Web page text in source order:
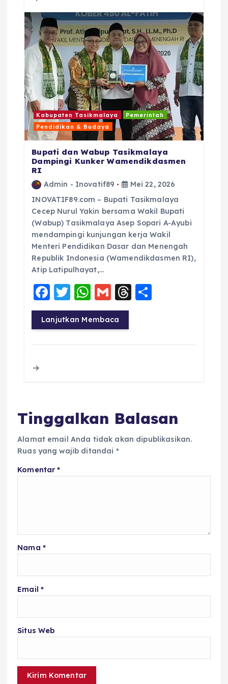
o
k
p
Kabupaten Tasikmalaya
Pemerintah
Pendidikan & Budaya
Bupati dan Wabup Tasikmalaya
Dampingi Kunker Wamendikdasmen
RI
Admin - Inovatif89
Mei 22, 2026
INOVATIF89.com – Bupati Tasikmalaya
Cecep Nurul Yakin bersama Wakil Bupati
(Wabup) Tasikmalaya Asep Sopari A-Ayubi
mendampingi kunjungan kerja Wakil
Menteri Pendidikan Dasar dan Menengah
Republik Indonesia (Wamendikdasmen RI),
Atip Latipulhayat,…
F
a
c
e
T
w
it
te
W
h
a
ts
G
m
ai
l
T
a re
Lanjutkan Membaca
Tinggalkan Balasan
Alamat email Anda tidak akan dipublikasikan.
Ruas yang wajib ditandai *
Komentar*
Nama *
Email *
Situs Web